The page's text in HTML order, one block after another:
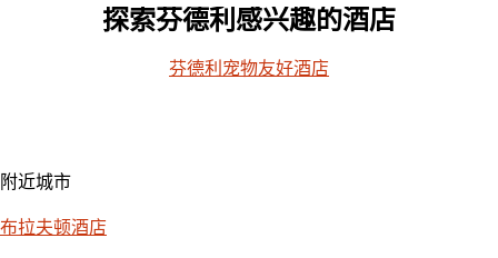
探索芬德利感兴趣的酒店
芬德利宠物友好酒店
附近城市
布拉夫顿酒店